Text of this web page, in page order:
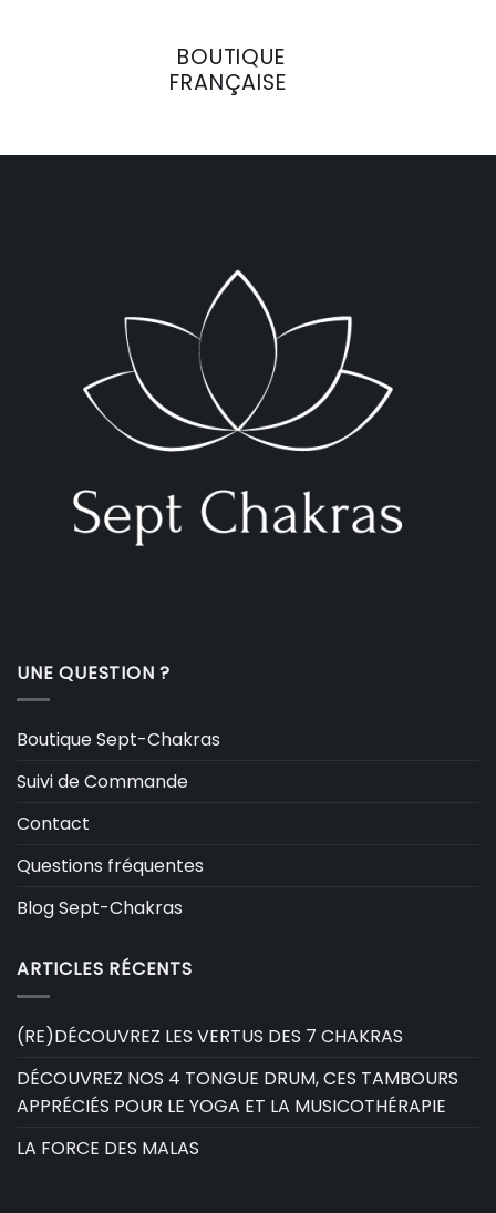
BOUTIQUE
FRANÇAISE
UNE QUESTION ?
Boutique Sept-Chakras
Suivi de Commande
Contact
Questions fréquentes
Blog Sept-Chakras
ARTICLES RÉCENTS
(RE)DÉCOUVREZ LES VERTUS DES 7 CHAKRAS
DÉCOUVREZ NOS 4 TONGUE DRUM, CES TAMBOURS
APPRÉCIÉS POUR LE YOGA ET LA MUSICOTHÉRAPIE
LA FORCE DES MALAS